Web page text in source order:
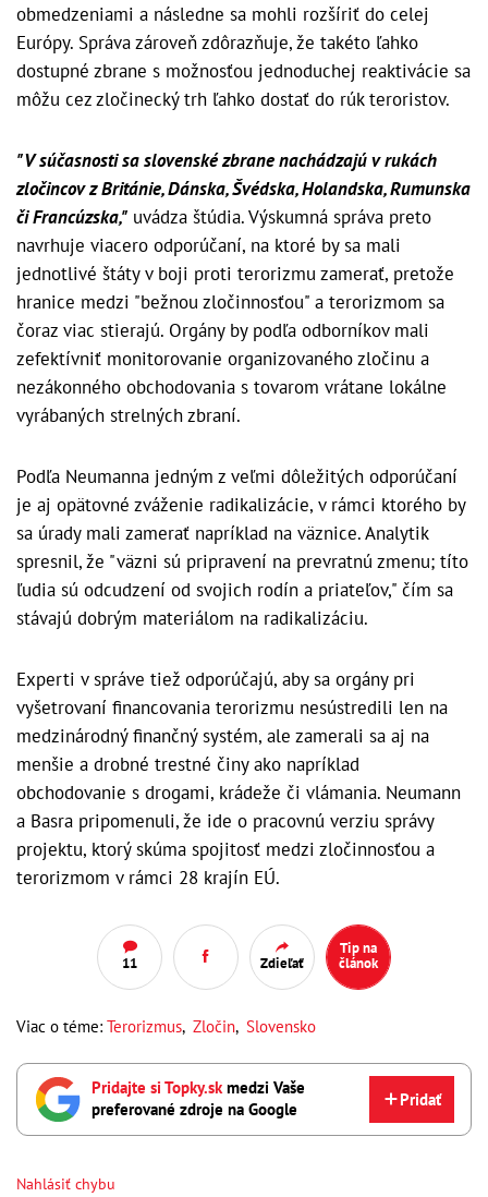
obmedzeniami a následne sa mohli rozšíriť do celej
Európy. Správa zároveň zdôrazňuje, že takéto ľahko
dostupné zbrane s možnosťou jednoduchej reaktivácie sa
môžu cez zločinecký trh ľahko dostať do rúk teroristov.
"V súčasnosti sa slovenské zbrane nachádzajú v rukách
zločincov z Británie, Dánska, Švédska, Holandska, Rumunska
či Francúzska," uvádza štúdia. Výskumná správa preto
navrhuje viacero odporúčaní, na ktoré by sa mali
jednotlivé štáty v boji proti terorizmu zamerať, pretože
hranice medzi "bežnou zločinnosťou" a terorizmom sa
čoraz viac stierajú. Orgány by podľa odborníkov mali
zefektívniť monitorovanie organizovaného zločinu a
nezákonného obchodovania s tovarom vrátane lokálne
vyrábaných strelných zbraní.
Podľa Neumanna jedným z veľmi dôležitých odporúčaní
je aj opätovné zváženie radikalizácie, v rámci ktorého by
sa úrady mali zamerať napríklad na väznice. Analytik
spresnil, že "väzni sú pripravení na prevratnú zmenu; títo
ľudia sú odcudzení od svojich rodín a priateľov," čím sa
stávajú dobrým materiálom na radikalizáciu.
Experti v správe tiež odporúčajú, aby sa orgány pri
vyšetrovaní financovania terorizmu nesústredili len na
medzinárodný finančný systém, ale zamerali sa aj na
menšie a drobné trestné činy ako napríklad
obchodovanie s drogami, krádeže či vlámania. Neumann
a Basra pripomenuli, že ide o pracovnú verziu správy
projektu, ktorý skúma spojitosť medzi zločinnosťou a
terorizmom v rámci 28 krajín EÚ.
11 Zdieľať
Tip na
článok
Viac o téme: Terorizmus, Zločin, Slovensko
Pridajte si Topky.skmedzi Vaše
preferované zdroje na Google
Pridať
Nahlásiť chybu